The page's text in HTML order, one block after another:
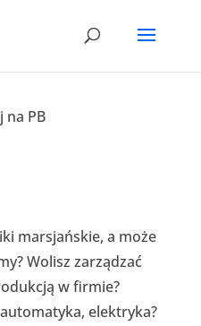
na PB
marsjańskie, a może
Wolisz zarządzać
w firmie?
elektryka?